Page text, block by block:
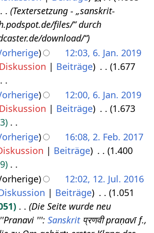
Textersetzung - „sanskrit-
files/“ durch
download/“
12:03, 6. Jan. 2019
Diskussion Beiträge
1.677
12:00, 6. Jan. 2019
Diskussion Beiträge
1.673
16:08, 2. Feb. 2017
Beiträge
1.400
12:02, 12. Jul. 2016
Beiträge
1.051
Die Seite wurde neu
''': Sanskritप्रणवी praṇavī f.,